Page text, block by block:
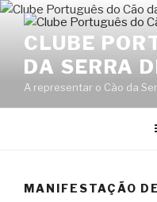
Skip
contentCLUBE
DA SERRA
A representar o Cão da
MANIFESTAÇÃO